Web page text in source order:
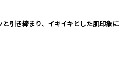
と引き締まり、イキイキとした肌印象に